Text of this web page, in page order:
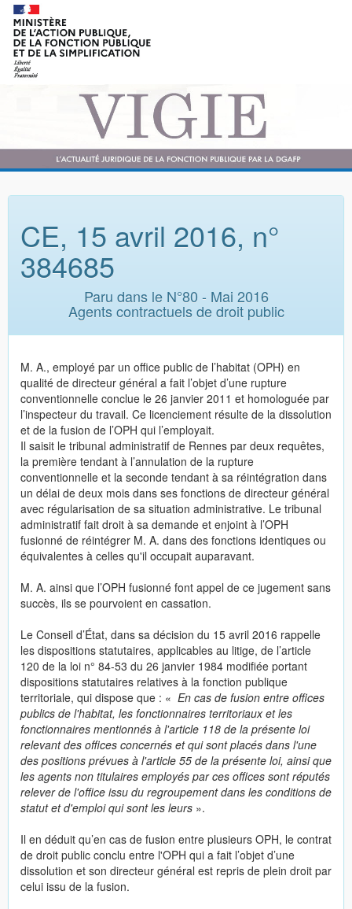
CE, 15 avril 2016, n°
384685
Paru dans le N°80 - Mai 2016
Agents contractuels de droit public
M. A., employé par un office public de l’habitat (OPH) en
qualité de directeur général a fait l’objet d’une rupture
conventionnelle conclue le 26 janvier 2011 et homologuée par
l’inspecteur du travail. Ce licenciement résulte de la dissolution
et de la fusion de l’OPH qui l’employait.
Il saisit le tribunal administratif de Rennes par deux requêtes,
la première tendant à l’annulation de la rupture
conventionnelle et la seconde tendant à sa réintégration dans
un délai de deux mois dans ses fonctions de directeur général
avec régularisation de sa situation administrative. Le tribunal
administratif fait droit à sa demande et enjoint à l’OPH
fusionné de réintégrer M. A. dans des fonctions identiques ou
équivalentes à celles qu'il occupait auparavant.
M. A. ainsi que l’OPH fusionné font appel de ce jugement sans
succès, ils se pourvoient en cassation.
Le Conseil d’État, dans sa décision du 15 avril 2016 rappelle
les dispositions statutaires, applicables au litige, de l’article
120 de la loi n° 84-53 du 26 janvier 1984 modifiée portant
dispositions statutaires relatives à la fonction publique
territoriale, qui dispose que : « En cas de fusion entre offices
publics de l'habitat, les fonctionnaires territoriaux et les
fonctionnaires mentionnés à l'article 118 de la présente loi
relevant des offices concernés et qui sont placés dans l'une
des positions prévues à l'article 55 de la présente loi, ainsi que
les agents non titulaires employés par ces offices sont réputés
relever de l'office issu du regroupement dans les conditions de
statut et d'emploi qui sont les leurs ».
Il en déduit qu’en cas de fusion entre plusieurs OPH, le contrat
de droit public conclu entre l'OPH qui a fait l’objet d’une
dissolution et son directeur général est repris de plein droit par
celui issu de la fusion.